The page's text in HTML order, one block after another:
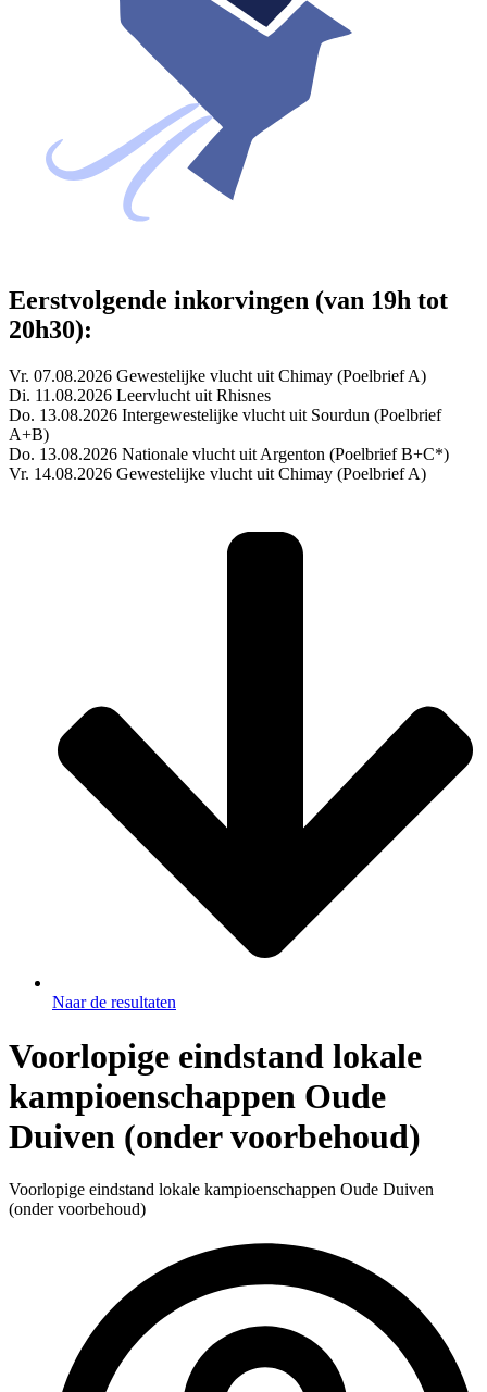
Eerstvolgende inkorvingen (van 19h tot
20h30):
Vr. 07.08.2026 Gewestelijke vlucht uit Chimay (Poelbrief A)
Di. 11.08.2026 Leervlucht uit Rhisnes
Do. 13.08.2026 Intergewestelijke vlucht uit Sourdun (Poelbrief
A+B)
Do. 13.08.2026 Nationale vlucht uit Argenton (Poelbrief B+C*)
Vr. 14.08.2026 Gewestelijke vlucht uit Chimay (Poelbrief A)
Naar de resultaten
Voorlopige eindstand lokale
kampioenschappen Oude
Duiven (onder voorbehoud)
Voorlopige eindstand lokale kampioenschappen Oude Duiven
(onder voorbehoud)